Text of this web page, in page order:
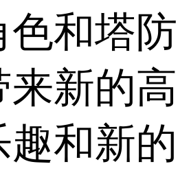
色和塔防
来新的高
趣和新的